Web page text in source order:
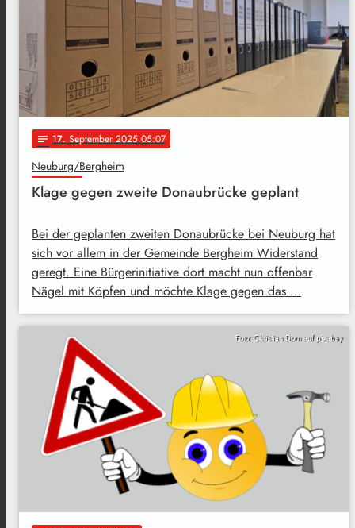
notes 17. September 2025 05:07
Neuburg/Bergheim
Klage gegen zweite Donaubrücke geplant
Bei der geplanten zweiten Donaubrücke bei Neuburg hat
sich vor allem in der Gemeinde Bergheim Widerstand
geregt. Eine Bürgerinitiative dort macht nun offenbar
Nägel mit Köpfen und möchte Klage gegen das …
Foto: Christian Dorn auf pixabay